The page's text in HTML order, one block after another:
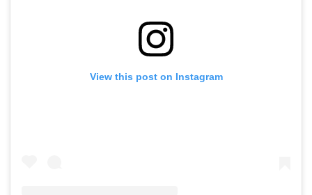
View this post on Instagram